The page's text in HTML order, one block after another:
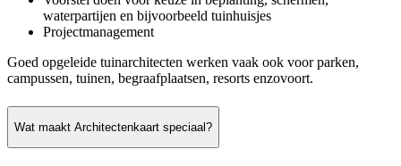
waterpartijen en bijvoorbeeld tuinhuisjes
Projectmanagement
Goed opgeleide tuinarchitecten werken vaak ook voor parken,
campussen, tuinen, begraafplaatsen, resorts enzovoort.
Wat maakt Architectenkaart speciaal?